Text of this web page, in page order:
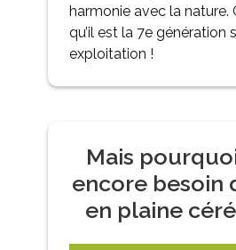
harmonie avec la nature.
qu’il est la 7e génération
exploitation !
Mais
encore besoin
en plaine